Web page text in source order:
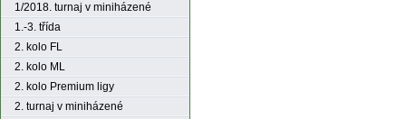
1/2018. turnaj v miniházené
1.-3. třída
2. kolo FL
2. kolo ML
2. kolo Premium ligy
2. turnaj v miniházené